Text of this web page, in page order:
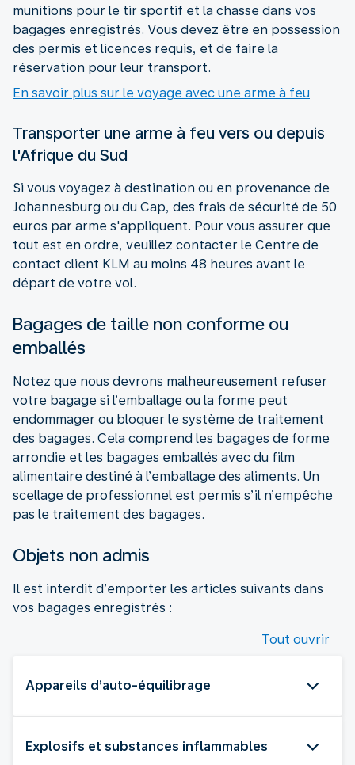
munitions pour le tir sportif et la chasse dans vos
bagages enregistrés. Vous devez être en possession
des permis et licences requis, et de faire la
réservation pour leur transport.
En savoir plus sur le voyage avec une arme à feu
Transporter une arme à feu vers ou depuis
l'Afrique du Sud
Si vous voyagez à destination ou en provenance de
Johannesburg ou du Cap, des frais de sécurité de 50
euros par arme s'appliquent. Pour vous assurer que
tout est en ordre, veuillez contacter le Centre de
contact client KLM au moins 48 heures avant le
départ de votre vol.
Bagages de taille non conforme ou
emballés
Notez que nous devrons malheureusement refuser
votre bagage si l’emballage ou la forme peut
endommager ou bloquer le système de traitement
des bagages. Cela comprend les bagages de forme
arrondie et les bagages emballés avec du film
alimentaire destiné à l’emballage des aliments. Un
scellage de professionnel est permis s’il n’empêche
pas le traitement des bagages.
Objets non admis
Il est interdit d’emporter les articles suivants dans
vos bagages enregistrés :
Tout ouvrir
Appareils d’auto-équilibrage
Explosifs et substances inflammables